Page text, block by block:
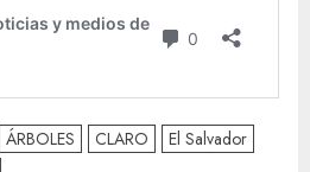
ÁRBOLES CLARO
El Salvador